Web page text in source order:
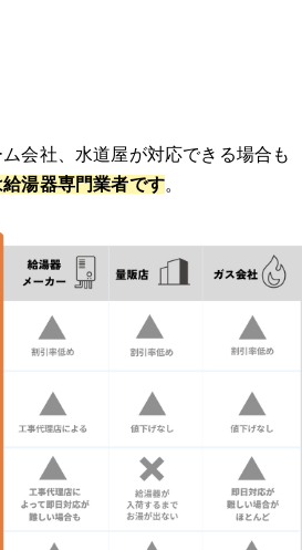
会社、水道屋が対応できる場合も
湯器専門業者です。